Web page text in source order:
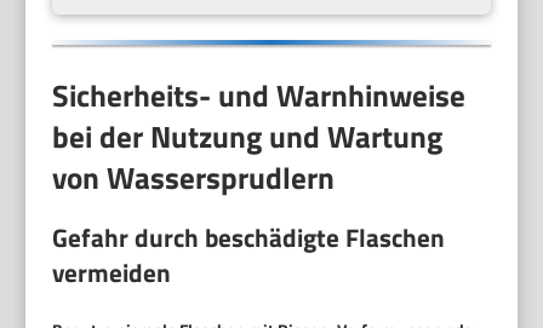
Sicherheits- und Warnhinweise
bei der Nutzung und Wartung
von Wassersprudlern
Gefahr durch beschädigte Flaschen
vermeiden